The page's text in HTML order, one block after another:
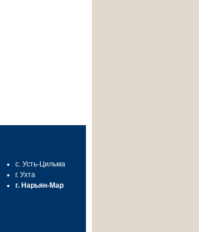
с. Усть-Цильма
г. Ухта
г. Нарьян-Мар